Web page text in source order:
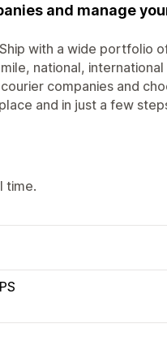
and manage
with a wide portfolio
national, international
companies and
and in just a few
time.